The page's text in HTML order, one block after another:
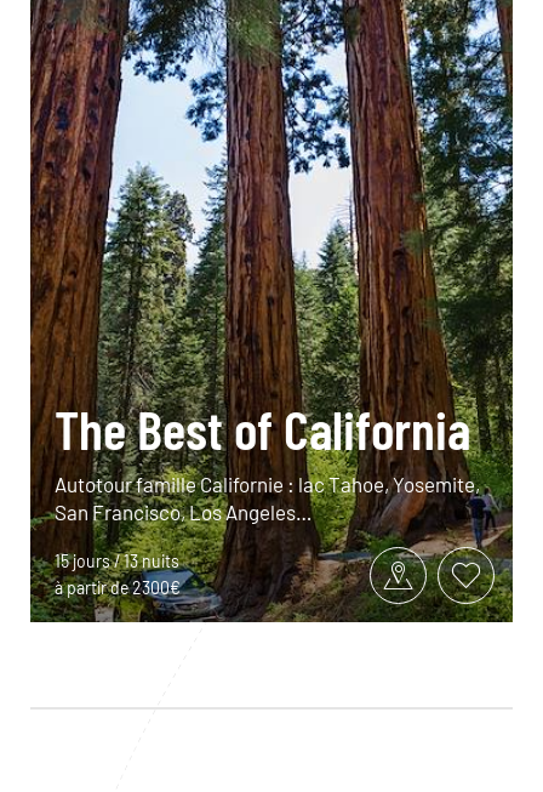
The Best of California
Autotour famille Californie : lac Tahoe, Yosemite,
San Francisco, Los Angeles…
15 jours / 13 nuits
à partir de 2300€